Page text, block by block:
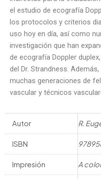
el estudio de ecografía
los protocolos y criterios
uso hoy en día, así como
investigación que han
de ecografía Doppler
del Dr. Strandness.
muchas generaciones de
vascular y técnicos
Autor R.
ISBN
Impresión A